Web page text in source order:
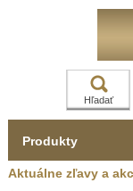
Hľadať
Aktuálne zľavy a
Produkty